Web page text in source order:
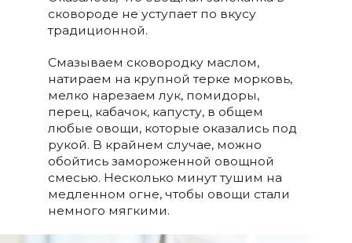
сковороде не уступает по вкусу
традиционной.
Смазываем сковородку маслом,
натираем на крупной терке морковь,
мелко нарезаем лук, помидоры,
перец, кабачок, капусту, в общем
любые овощи, которые оказались под
рукой. В крайнем случае, можно
обойтись замороженной овощной
смесью. Несколько минут тушим на
медленном огне, чтобы овощи стали
немного мягкими.